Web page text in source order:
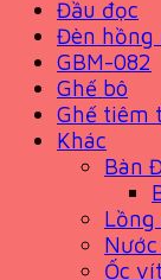
Đầu đọc
Đèn hồng
GBM-082
Ghế bô
Ghế tiêm
Khác
Bàn
Lồng
Ốc vít